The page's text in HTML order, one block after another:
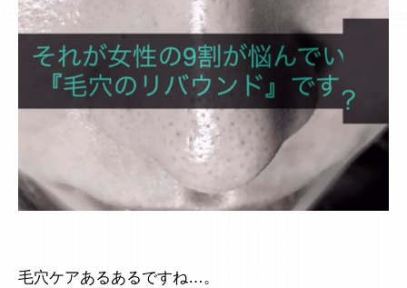
毛穴ケアあるあるですね…。